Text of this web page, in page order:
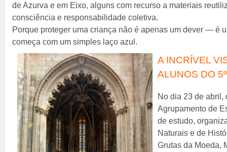
de Azurva e em Eixo, alguns com recurso a materiais
consciência e responsabilidade coletiva.
Porque proteger uma criança não é apenas um dever — é
começa com um simples laço azul.
A INCRÍVEL
ALUNOS DO
No dia 23 de abril,
Agrupamento de
de estudo,
Naturais e de
Grutas da Moeda,